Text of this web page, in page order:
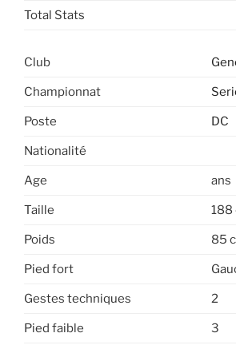
Total Stats
Club
Championnat
Poste DC
Nationalité
Age ans
Taille 188
Poids 85
Pied fort
Gestes techniques 2
Pied faible 3